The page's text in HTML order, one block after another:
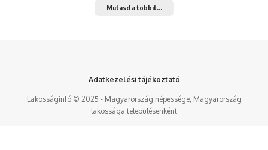
Mutasd a többit...
Lakosságinfó © 2025 - Magyarország népessége, Magyarország
lakossága településenként
Adatkezelési tájékoztató